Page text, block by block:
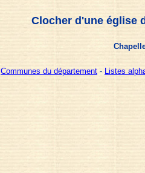
Clocher d'une église
Communes du département - Listes